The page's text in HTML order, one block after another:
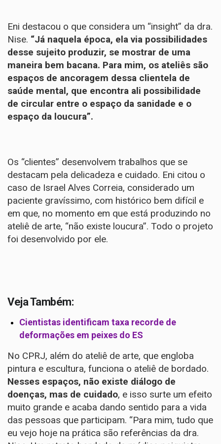
Eni destacou o que considera um “insight” da dra.
Nise. “Já naquela época, ela via possibilidades
desse sujeito produzir, se mostrar de uma
maneira bem bacana. Para mim, os ateliês são
espaços de ancoragem dessa clientela de
saúde mental, que encontra ali possibilidade
de circular entre o espaço da sanidade e o
espaço da loucura”.
Os “clientes” desenvolvem trabalhos que se
destacam pela delicadeza e cuidado. Eni citou o
caso de Israel Alves Correia, considerado um
paciente gravíssimo, com histórico bem difícil e
em que, no momento em que está produzindo no
ateliê de arte, “não existe loucura”. Todo o projeto
foi desenvolvido por ele.
Veja Também:
Cientistas identificam taxa recorde de
deformações em peixes do ES
No CPRJ, além do ateliê de arte, que engloba
pintura e escultura, funciona o ateliê de bordado.
Nesses espaços, não existe diálogo de
doenças, mas de cuidado, e isso surte um efeito
muito grande e acaba dando sentido para a vida
das pessoas que participam. “Para mim, tudo que
eu vejo hoje na prática são referências da dra.